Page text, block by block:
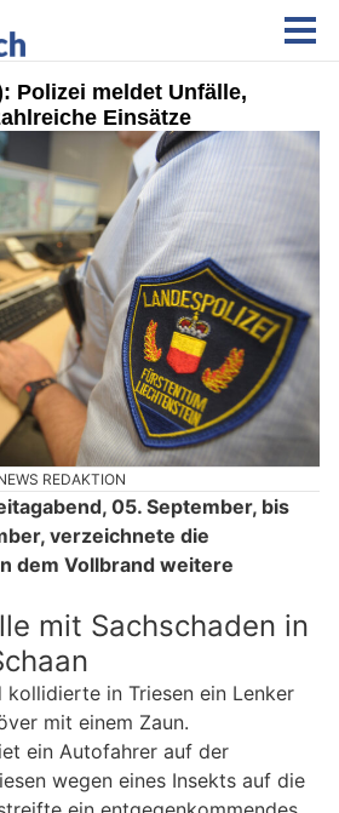
Polizei meldet Unfälle,
Einsätze
REDAKTION
05. September, bis
verzeichnete die
dem Vollbrand weitere
mit Sachschaden in
kollidierte in Triesen ein Lenker
mit einem Zaun.
ein Autofahrer auf der
wegen eines Insekts auf die